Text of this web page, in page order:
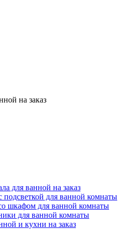
на заказ
для ванной на заказ
подсветкой для ванной комнаты
шкафом для ванной комнаты
для ванной комнаты
и кухни на заказ